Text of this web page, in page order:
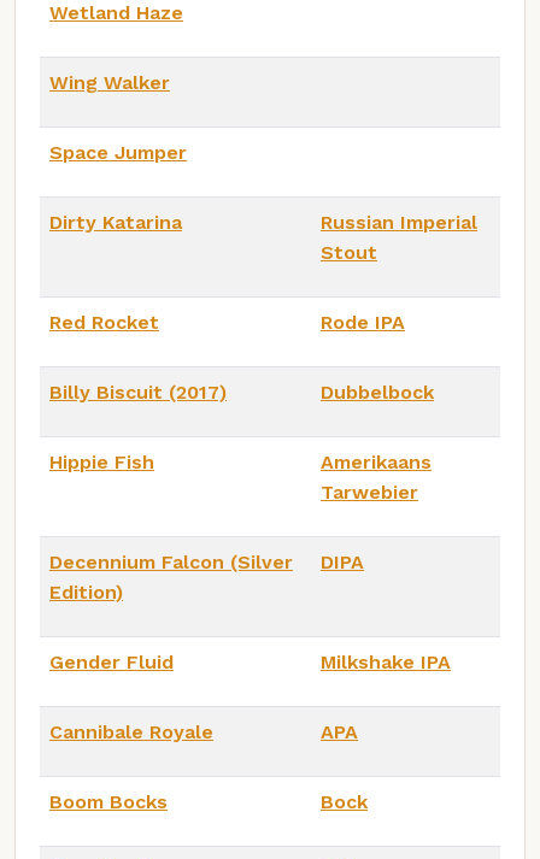
Wetland Haze
Wing Walker
Space Jumper
Dirty Katarina
Russian Imperial
Stout
Red Rocket Rode IPA
Billy Biscuit (2017) Dubbelbock
Hippie Fish
Amerikaans
Tarwebier
Decennium Falcon (Silver
Edition)
DIPA
Gender Fluid Milkshake IPA
Cannibale Royale APA
Boom Bocks Bock